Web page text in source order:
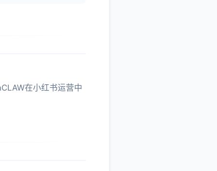
在小红书运营中